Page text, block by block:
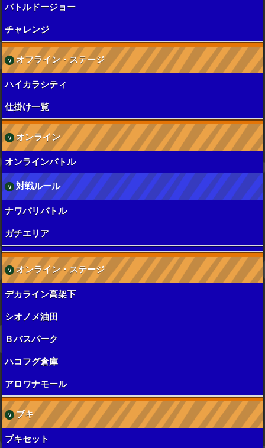
バトルドージョー
チャレンジ
オフライン・ステージ
ハイカラシティ
仕掛け一覧
オンライン
オンラインバトル
対戦ルール
ナワバリバトル
ガチエリア
オンライン・ステージ
デカライン高架下
シオノメ油田
Ｂバスパーク
ハコフグ倉庫
アロワナモール
ブキ
ブキセット